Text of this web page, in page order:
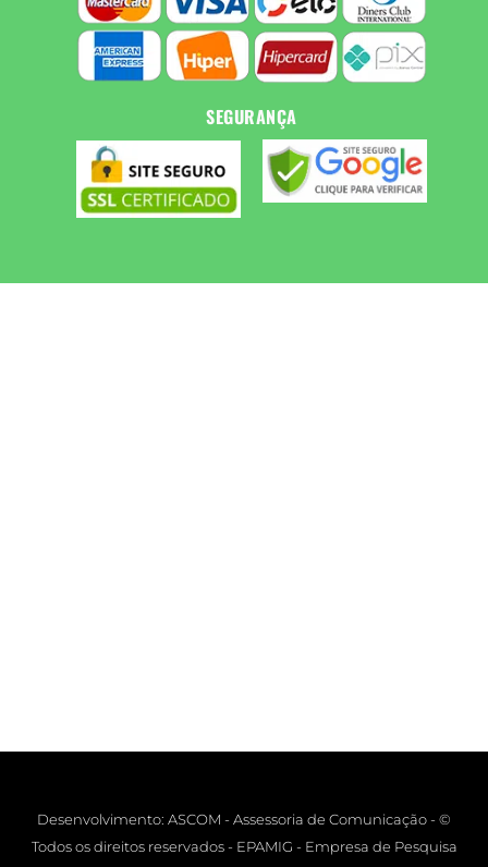
SEGURANÇA
Desenvolvimento: ASCOM - Assessoria de Comunicação - ©
Todos os direitos reservados - EPAMIG - Empresa de Pesquisa